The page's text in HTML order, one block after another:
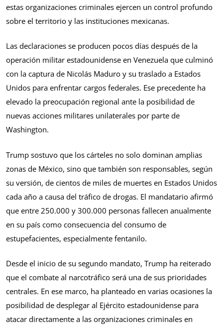
estas organizaciones criminales ejercen un control profundo
sobre el territorio y las instituciones mexicanas.
Las declaraciones se producen pocos días después de la
operación militar estadounidense en Venezuela que culminó
con la captura de Nicolás Maduro y su traslado a Estados
Unidos para enfrentar cargos federales. Ese precedente ha
elevado la preocupación regional ante la posibilidad de
nuevas acciones militares unilaterales por parte de
Washington.
Trump sostuvo que los cárteles no solo dominan amplias
zonas de México, sino que también son responsables, según
su versión, de cientos de miles de muertes en Estados Unidos
cada año a causa del tráfico de drogas. El mandatario afirmó
que entre 250.000 y 300.000 personas fallecen anualmente
en su país como consecuencia del consumo de
estupefacientes, especialmente fentanilo.
Desde el inicio de su segundo mandato, Trump ha reiterado
que el combate al narcotráfico será una de sus prioridades
centrales. En ese marco, ha planteado en varias ocasiones la
posibilidad de desplegar al Ejército estadounidense para
atacar directamente a las organizaciones criminales en